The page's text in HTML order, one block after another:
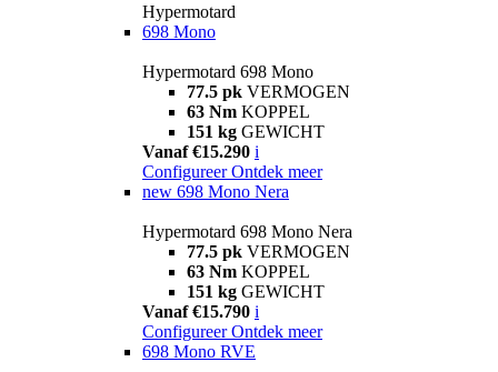
Hypermotard
698 Mono
Hypermotard 698 Mono
77.5 pk VERMOGEN
63 Nm KOPPEL
151 kg GEWICHT
Vanaf €15.290 i
Configureer Ontdek meer
new 698 Mono Nera
Hypermotard 698 Mono Nera
77.5 pk VERMOGEN
63 Nm KOPPEL
151 kg GEWICHT
Vanaf €15.790 i
Configureer Ontdek meer
698 Mono RVE